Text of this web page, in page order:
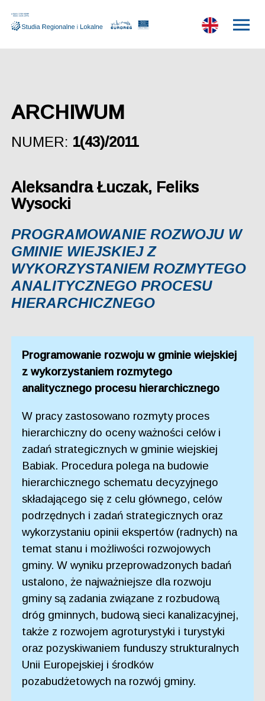
ARCHIWUM
NUMER: 1(43)/2011
Aleksandra Łuczak, Feliks
Wysocki
PROGRAMOWANIE ROZWOJU W
GMINIE WIEJSKIEJ Z
WYKORZYSTANIEM ROZMYTEGO
ANALITYCZNEGO PROCESU
HIERARCHICZNEGO
Programowanie rozwoju w gminie wiejskiej
z wykorzystaniem rozmytego
analitycznego procesu hierarchicznego
W pracy zastosowano rozmyty proces
hierarchiczny do oceny ważności celów i
zadań strategicznych w gminie wiejskiej
Babiak. Procedura polega na budowie
hierarchicznego schematu decyzyjnego
składającego się z celu głównego, celów
podrzędnych i zadań strategicznych oraz
wykorzystaniu opinii ekspertów (radnych) na
temat stanu i możliwości rozwojowych
gminy. W wyniku przeprowadzonych badań
ustalono, że najważniejsze dla rozwoju
gminy są zadania związane z rozbudową
dróg gminnych, budową sieci kanalizacyjnej,
także z rozwojem agroturystyki i turystyki
oraz pozyskiwaniem funduszy strukturalnych
Unii Europejskiej i środków
pozabudżetowych na rozwój gminy.